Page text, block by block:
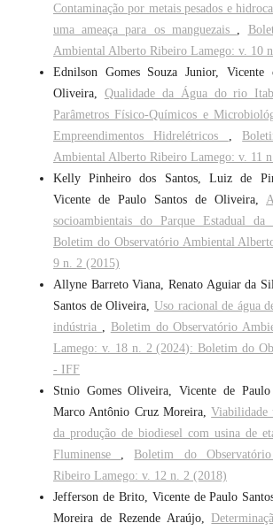
Contaminação por metais pesados e
uma ameaça para os manguezais
Ambiental Alberto Ribeiro Lamego: v. 10
Ednilson Gomes Souza Junior, Vicente
Oliveira, Qualidade da Água do rio
Parâmetros Físico-Químicos e
Empreendimentos Hidrelétricos
Ambiental Alberto Ribeiro Lamego: v. 11
Kelly Pinheiro dos Santos, Luiz de
Vicente de Paulo Santos de Oliveira,
socioambientais do Parque Estadual
Boletim do Observatório Ambiental
9 n. 2 (2015)
Allyne Barreto Viana, Renato Aguiar da
Santos de Oliveira, Uso racional de água
indústria
Boletim do Observatório
Lamego: v. 18 n. 2 (2024): Boletim do
- IFF
Stnio Gomes Oliveira, Vicente de
Marco Antônio Cruz Moreira,Viabilidade
da produção de biodiesel com usina de
Fluminense
Boletim do
Ribeiro Lamego: v. 12 n. 2 (2018)
Jefferson de Brito, Vicente de Paulo
Moreira de Rezende Araújo,